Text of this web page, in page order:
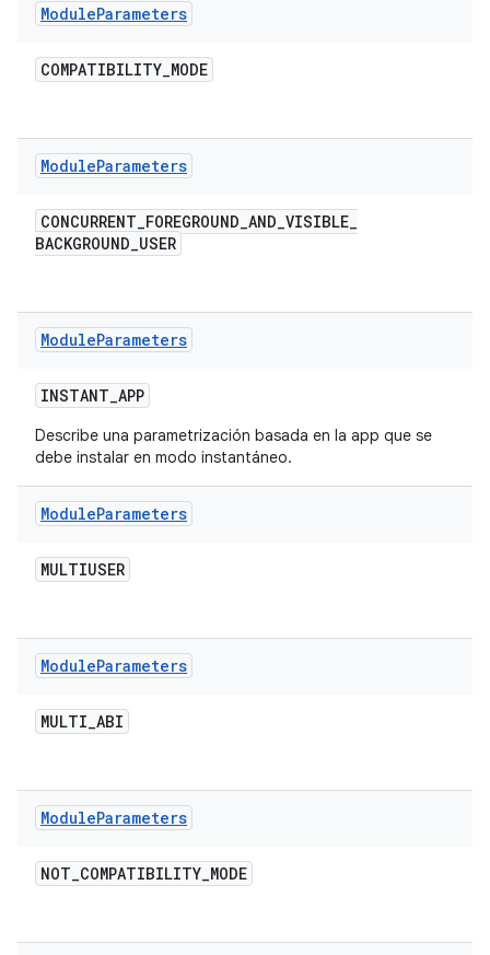
ModuleParameters
COMPATIBILITY_MODE
ModuleParameters
CONCURRENT_FOREGROUND_AND_VISIBLE_
BACKGROUND_USER
ModuleParameters
INSTANT_APP
Describe una parametrización basada en la app que se
debe instalar en modo instantáneo.
ModuleParameters
MULTIUSER
ModuleParameters
MULTI_ABI
ModuleParameters
NOT_COMPATIBILITY_MODE